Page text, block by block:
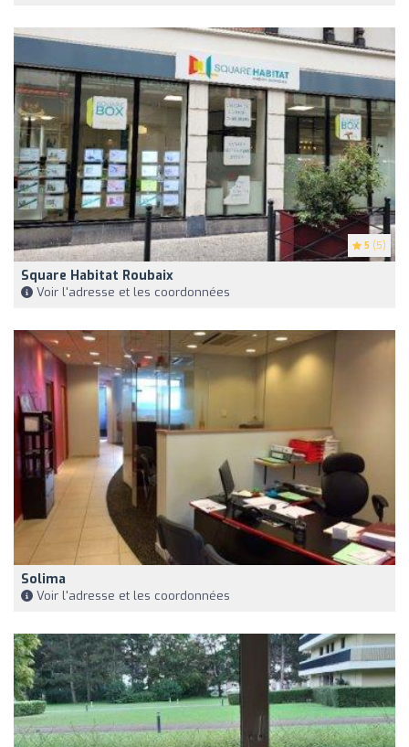
5 (5)
Square Habitat Roubaix
Voir l'adresse et les coordonnées
Solima
Voir l'adresse et les coordonnées